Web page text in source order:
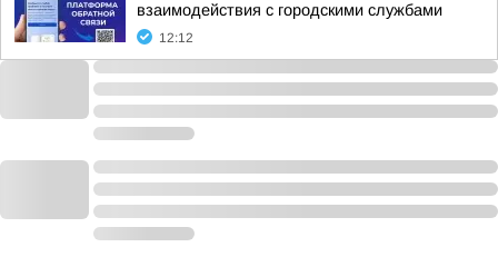
взаимодействия с городскими службами
12:12